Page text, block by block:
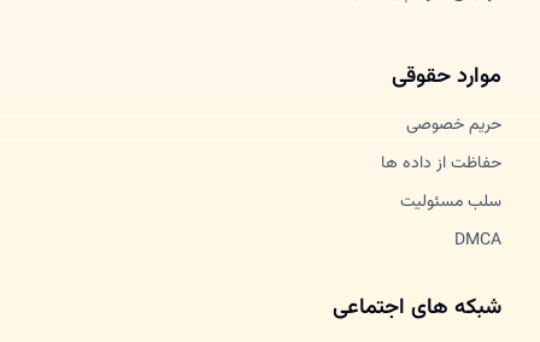
موارد حقوقی
حریم خصوصی
حفاظت از داده ها
سلب مسئولیت
DMCA
شبکه های اجتماعی